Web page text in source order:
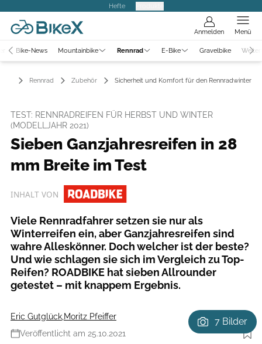
Hefte
Anmelden Menü
Bike-News Mountainbike Rennrad E-Bike Gravelbike
Rennrad Zubehör Sicherheit und Komfort für den Rennradwinter
TEST: RENNRADREIFEN FÜR HERBST UND WINTER
(MODELLJAHR 2021)
Sieben Ganzjahresreifen in 28
mm Breite im Test
INHALT VON
Viele Rennradfahrer setzen sie nur als
Winterreifen ein, aber Ganzjahresreifen sind
wahre Alleskönner. Doch welcher ist der beste?
Und wie schlagen sie sich im Vergleich zu Top-
Reifen? ROADBIKE hat sieben Allrounder
getestet – mit knappem Ergebnis.
Eric Gutglück Moritz Pfeiffer
Veröffentlicht am 25.10.2021
Foto: Benjamin Hahn
7 Bilder